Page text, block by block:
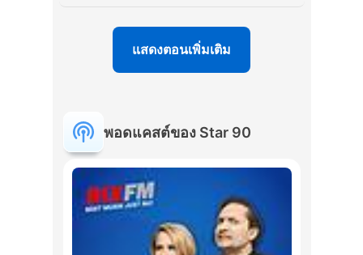
แสดงตอนเพิ่มเติม
พอดแคสต์ของ Star 90